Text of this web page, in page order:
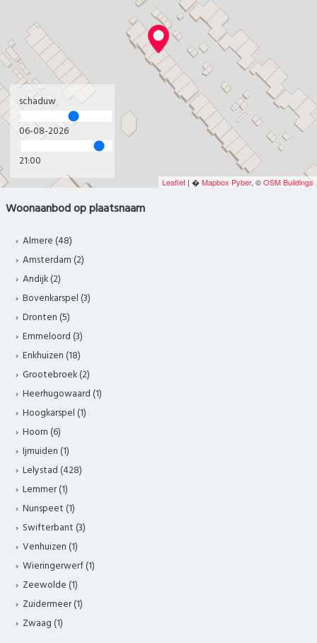
Leaflet | �Mapbox Pyber, ©OSM Buildings
schaduw
06-08-2026
21:00
Woonaanbod op plaatsnaam
Almere (48)
Amsterdam (2)
Andijk (2)
Bovenkarspel (3)
Dronten (5)
Emmeloord (3)
Enkhuizen (18)
Grootebroek (2)
Heerhugowaard (1)
Hoogkarspel (1)
Hoorn (6)
Ijmuiden (1)
Lelystad (428)
Lemmer (1)
Nunspeet (1)
Swifterbant (3)
Venhuizen (1)
Wieringerwerf (1)
Zeewolde (1)
Zuidermeer (1)
Zwaag (1)